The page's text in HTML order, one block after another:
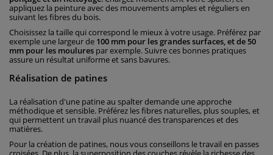
appliquez la peinture avec des mouvements amples et réguliers en
suivant les fibres du bois.
Choisissez la taille qui correspond le mieux à votre usage. Préférez par
exemple une largeur de 100 mm pour les grandes surfaces, et de 50
mm pour les moulures par exemple. Suivre ces bonnes pratiques
assure un résultat uniforme et sans bavures.
Réalisation de patines
La réalisation d'une patine au spalter demande une approche
méthodique et sensible. Préférez les fibres naturelles, plus souples, et
qui permettent un travail plus nuancé des transparences et des
matières.
Pour la création de patines, nous vous conseillons le travail en passes